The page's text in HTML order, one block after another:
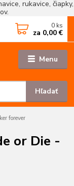
rukavice, čiapky,
Menu
Hľadať
0 ks
za 0,00 €
forever
or Die -